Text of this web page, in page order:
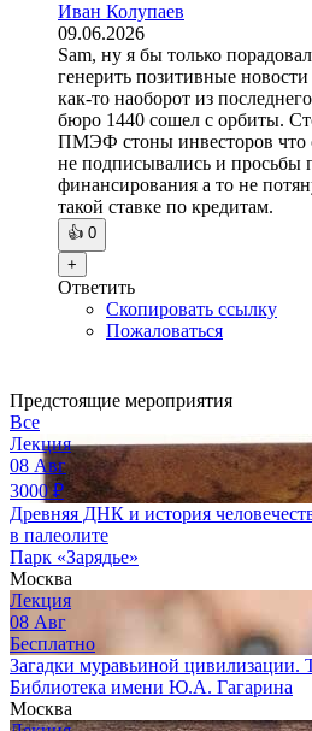
Иван Колупаев
09.06.2026
Sam, ну я бы только
генерить позитивные
как-то наоборот из
бюро 1440 сошел с орбиты.
ПМЭФ стоны инвесторов что
не подписывались и просьбы
финансирования а то не
такой ставке по кредитам.
👍 0
+
Ответить
Скопировать ссылку
Пожаловаться
Предстоящие мероприятия
Все
Лекция
08 Авг
3000₽
Древняя ДНК и история
в палеолите
Парк «Зарядье»
Москва
Лекция
08 Авг
Бесплатно
Загадки муравьиной цивилизации.
Библиотека имени Ю.А. Гагарина
Москва